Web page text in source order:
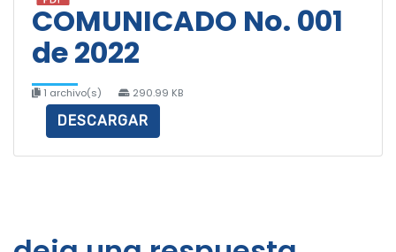
COMUNICADO No. 001
de 2022
1 archivo(s) 290.99 KB
DESCARGAR